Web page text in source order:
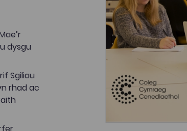
dysgu
Sgiliau
rhad ac